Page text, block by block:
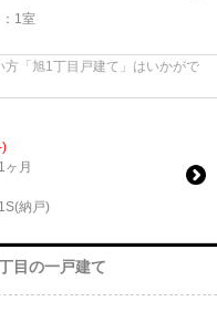
1室
「旭1丁目戸建て」はいかがで
)
ヶ月
納戸)
目の一戸建て